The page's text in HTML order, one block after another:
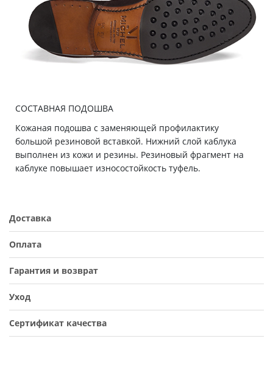
СОСТАВНАЯ ПОДОШВА
Кожаная подошва с заменяющей профилактику
большой резиновой вставкой. Нижний слой каблука
выполнен из кожи и резины. Резиновый фрагмент на
каблуке повышает износостойкость туфель.
Доставка
Оплата
Гарантия и возврат
Уход
Сертификат качества